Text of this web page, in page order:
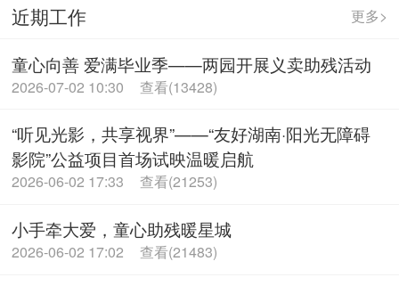
近期工作 更多>
童心向善 爱满毕业季——两园开展义卖助残活动
2026-07-02 10:30 查看(13428)
“听见光影，共享视界”——“友好湖南·阳光无障碍
影院”公益项目首场试映温暖启航
2026-06-02 17:33 查看(21253)
小手牵大爱，童心助残暖星城
2026-06-02 17:02 查看(21483)